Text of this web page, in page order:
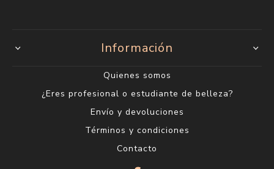
Información
Quienes somos
¿Eres profesional o estudiante de belleza?
Envío y devoluciones
Términos y condiciones
Contacto